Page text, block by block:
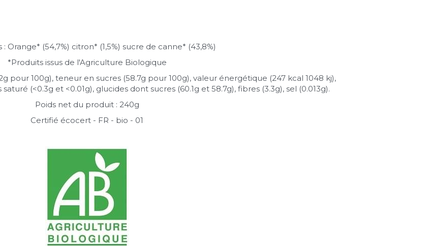
Orange* (54,7%) citron* (1,5%) sucre de canne* (43,8%)
*Produits issus de l'Agriculture Biologique
pour 100g), teneur en sucres (58.7g pour 100g), valeur énergétique (247 kcal 1048 kj),
(<0.3g et <0.01g), glucides dont sucres (60.1g et 58.7g), fibres (3.3g), sel (0.013g).
Poids net du produit : 240g
Certifié écocert - FR - bio - 01